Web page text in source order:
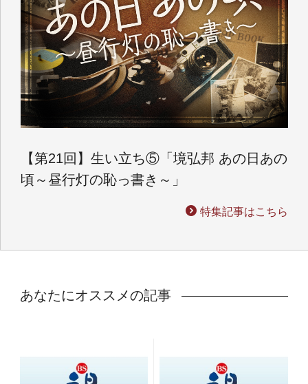
【第21回】生い立ち⑤「境弘邦 あの日あの
頃～昼行灯の恥っ書き～」
特集記事はこちら
あなたにオススメの記事